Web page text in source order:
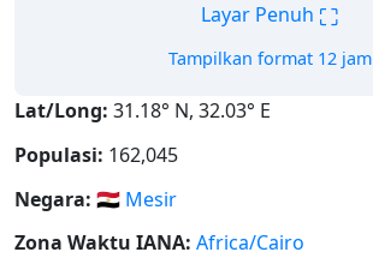
Layar Penuh ⛶
Tampilkan format 12 jam
Lat/Long: 31.18° N, 32.03° E
Populasi: 162,045
Negara: 🇪🇬 Mesir
Zona Waktu IANA: Africa/Cairo